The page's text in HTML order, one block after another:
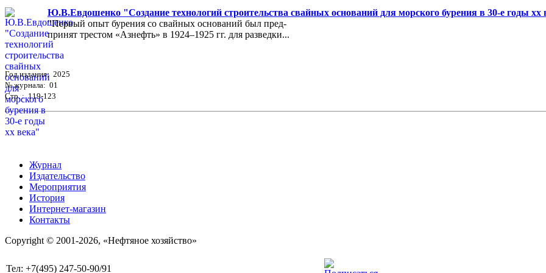
Ю.В.Евдошенко "Создание технологий строительства свайных оснований для морского бурения в 30-е годы хх
"Первый опыт бурения со свайных оснований был пред-
принят трестом «Азнефть» в 1924–1925 гг. для разведки...
Год издания: 2025
№ журнала: 01
Стр. : 119-123
Журнал
Издательство
Мероприятия
История
Интернет-магазин
Контакты
Copyright © 2001-2026, «Нефтяное хозяйство»
Тел: +7(495) 247-50-90/91